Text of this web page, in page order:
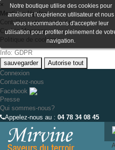
×
Mentions légales
Contrôlez votre vie privée
Cookie Manager
Politique de cookies
Info: GDPR
sauvegarder
Autorise tout
Connexion
Contactez-nous
Facebook
Presse
Qui sommes-nous?
Appelez-nous au : 04 78 34 08 45
Notre boutique utilise des cookies pour
améliorer l'expérience utilisateur et nous
vous recommandons d'accepter leur
utilisation pour profiter pleinement de
navigation.